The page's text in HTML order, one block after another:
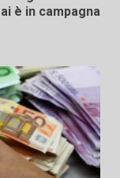
è in campagna